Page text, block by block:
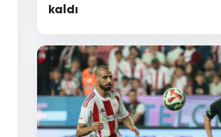
kaldı